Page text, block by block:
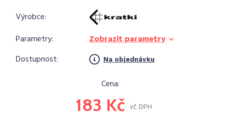
Výrobce:
Parametry:
Zobrazit parametry
Dostupnost:
Na objednávku
Cena:
183 Kč vč. DPH